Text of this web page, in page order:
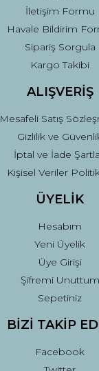
İletişim Formu
Havale Bildirim
Sipariş Sorgula
Kargo Takibi
ALIŞVERİŞ
Mesafeli Satış
Gizlilik ve
İptal ve İade
Kişisel Veriler
ÜYELİK
Hesabım
Yeni Üyelik
Üye Girişi
Şifremi Unuttum
Sepetiniz
BİZİ TAKİP
Facebook